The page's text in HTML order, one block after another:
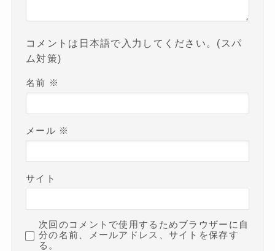
コメントは日本語で入力してください。(スパ
ム対策)
名前 ※
メール ※
サイト
次回のコメントで使用するためブラウザーに自
分の名前、メールアドレス、サイトを保存す
る。